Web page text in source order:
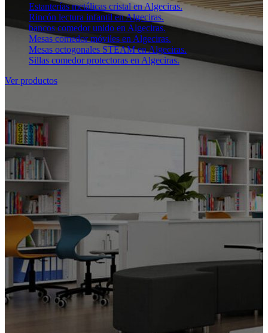
Estanterías metálicas cristal en Algeciras.
Rincón lectura infantil en Algeciras.
bancos comedor unido en Algeciras.
Mesas comedor móviles en Algeciras.
Mesas octogonales STEAM en Algeciras.
Sillas comedor protectoras en Algeciras.
Ver productos